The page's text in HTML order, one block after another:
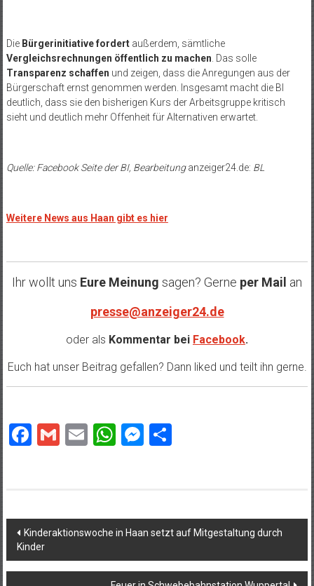
Die Bürgerinitiative fordert außerdem, sämtliche
Vergleichsrechnungen öffentlich zu machen. Das solle
Transparenz schaffen und zeigen, dass die Anregungen aus der
Bürgerschaft ernst genommen werden. Insgesamt macht die BI
deutlich, dass sie den bisherigen Kurs der Arbeitsgruppe kritisch
sieht und deutlich mehr Offenheit für Alternativen erwartet.
Quelle: Facebook Seite der BI, Bearbeitunganzeiger24.de: BL
Weitere News aus Haan gibt es hier
Ihr wollt uns Eure Meinung sagen? Gerne per Mail an
presse@anzeiger24.de
oder als Kommentar bei Facebook.
Euch hat unser Beitrag gefallen? Dann liked und teilt ihn gerne.
Facebook
GmailEmailWhatsApp
Messenger
Beitragsnavigation
Kinderaktionswoche in Haan setzt auf Mitgestaltung durch
Kinder